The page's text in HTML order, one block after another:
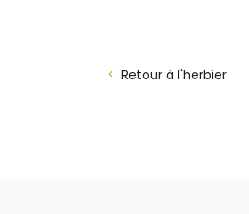
Retour à l'herbier